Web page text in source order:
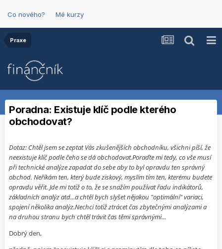
Co nového? Mé kurzy
Praxe
Poradna: Existuje klíč podle kterého
obchodovat?
Dotaz: Chtěl jsem se zeptat Vás zkušenějších obchodníku, všichni píší, že
neexistuje klíč podle čeho se dá obchodovat.Poraďte mi tedy, co vše musí
při technické analýze zapadat do sebe aby to byl opravdu ten správný
obchod. Neříkám ten, který bude ziskový, myslím tím ten, kterému budete
opravdu věřit. Jde mi totiž o to, že se snažím používat řadu indikátorů,
základních analýz atd...a chtěl bych slyšet nějakou "optimální" variaci,
spojení několika analýz.Nechci totiž ztrácet čas zbytečnými analýzami a
na druhou stranu bych chtěl trávit čas těmi správnými...
Dobrý den,